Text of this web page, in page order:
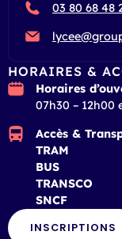
03 80 68 48
HORAIRES &
Horaires
07h30 – 12h00
Accès &
TRAM
BUS
TRANSCO
SNCF
INSCRIPTIONS